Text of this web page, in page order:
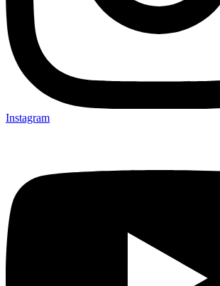
Instagram